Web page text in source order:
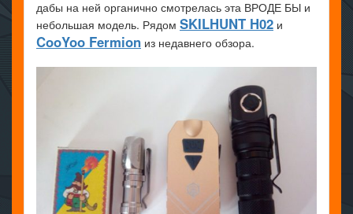
дабы на ней органично смотрелась эта ВРОДЕ БЫ и
небольшая модель. Рядом SKILHUNT H02 и
CooYoo Fermion из недавнего обзора.